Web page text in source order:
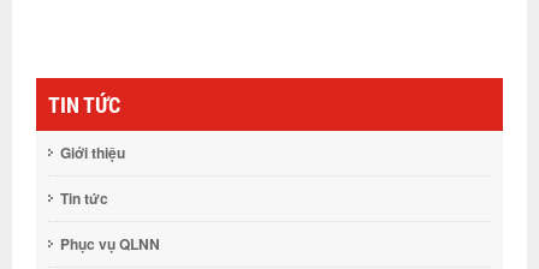
TIN TỨC
Giới thiệu
Tin tức
Phục vụ QLNN